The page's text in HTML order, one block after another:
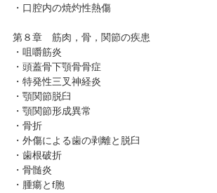
・口腔内の焼灼性熱傷
第８章 筋肉，骨，関節の疾患
・咀嚼筋炎
・頭蓋骨下顎骨骨症
・特発性三叉神経炎
・顎関節脱臼
・顎関節形成異常
・骨折
・外傷による歯の剥離と脱臼
・歯根破折
・骨髄炎
・腫瘍とf胞